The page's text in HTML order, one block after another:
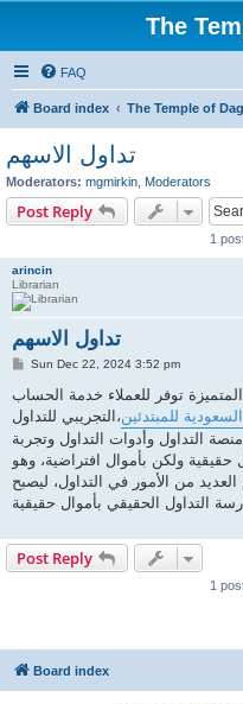
The
FAQ
Board index The Temple of
تداول الاسهم
Moderators: mgmirkin Moderators
Post Reply
1
arincin
Librarian
تداول الاسهم
P
s
Sun Dec 22, 2024 3:52 pm
توفر للعملاء خدمة الحساب
التجريبي للتداول،للمبتدئين
التداول وأدوات التداول وتجربة
ولكن بأموال افتراضية، وهو
من الأمور في التداول، ليصبح
Post Reply
1
Board index